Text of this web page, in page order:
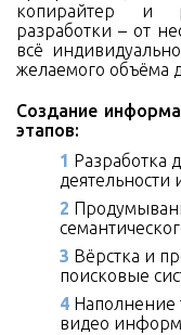
копирайтер и
разработки – от
всё
желаемого объёма
Создание
этапов:
Разработка
Вёрстка и
поисковые
Наполнение
видео